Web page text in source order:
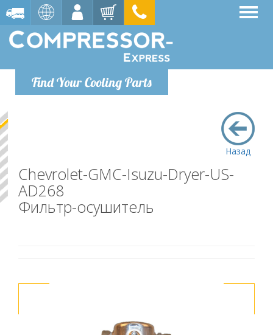
Find Your Cooling Parts
Назад
Chevrolet-GMC-Isuzu-Dryer-US-
AD268
Фильтр-осушитель